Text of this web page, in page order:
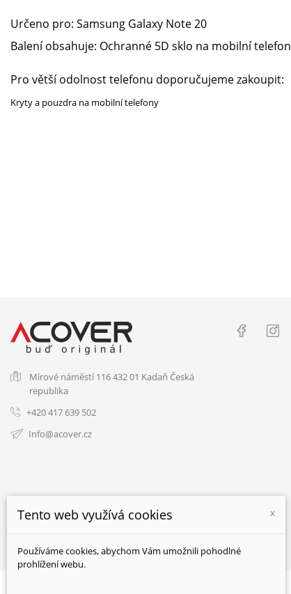
Určeno pro: Samsung Galaxy Note 20
Balení obsahuje: Ochranné 5D sklo na mobilní telefon
Pro větší odolnost telefonu doporučujeme zakoupit:
Kryty a pouzdra na mobilní telefony
Mírové náměstí 116432 01 Kadaň Česká
republika
+420 417 639 502
Info@acover.cz
Tento web využívá cookies x
Používáme cookies, abychom Vám umožnili pohodlné
prohlížení webu.